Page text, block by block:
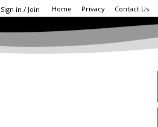
Sign in / Join Home Privacy Contact Us